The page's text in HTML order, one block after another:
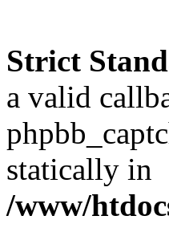
Strict
a valid
statically in
/www/